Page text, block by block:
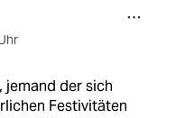
jemand der sich
Festivitäten